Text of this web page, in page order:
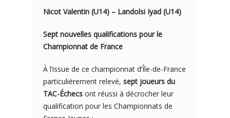
Nicot Valentin (U14) – Landolsi Iyad (U14)
Sept nouvelles qualifications pour le
Championnat de France
À l’issue de ce championnat d’Île-de-France
particulièrement relevé, sept joueurs du
TAC-Échecs ont réussi à décrocher leur
qualification pour les Championnats de